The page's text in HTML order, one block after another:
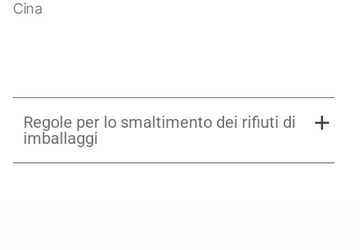
Cina
Regole per lo smaltimento dei rifiuti di
imballaggi